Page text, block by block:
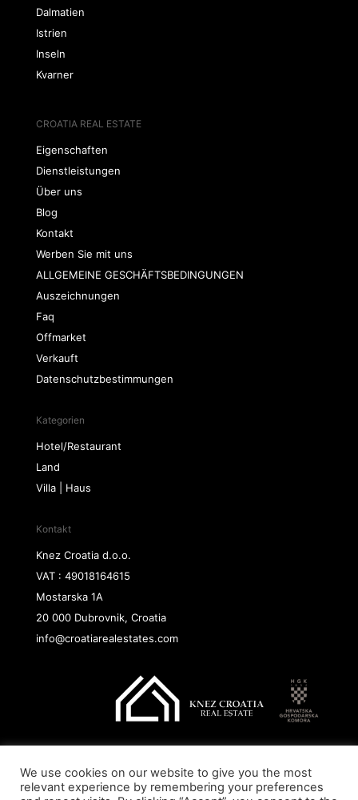
Dalmatien
Istrien
Inseln
Kvarner
CROATIA REAL ESTATE
Eigenschaften
Dienstleistungen
Über uns
Blog
Kontakt
Werben Sie mit uns
ALLGEMEINE GESCHÄFTSBEDINGUNGEN
Auszeichnungen
Faq
Offmarket
Verkauft
Datenschutzbestimmungen
Kategorien
Hotel/Restaurant
Land
Villa | Haus
Kontakt
Knez Croatia d.o.o.
VAT : 49018164615
Mostarska 1A
20 000 Dubrovnik, Croatia
info@croatiarealestates.com
Copyright@ 2026 Knez Croatia d.o.o.
We use cookies on our website to give you the most
relevant experience by remembering your preferences